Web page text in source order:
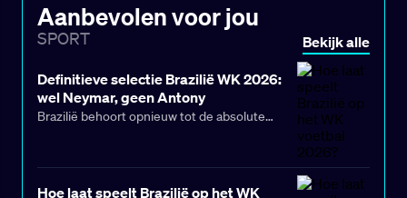
Aanbevolen voor jou
SPORT Bekijk alle
Definitieve selectie Brazilië WK 2026:
wel Neymar, geen Antony
Brazilië behoort opnieuw tot de absolute
Hoe laat speelt Brazilië op het WK